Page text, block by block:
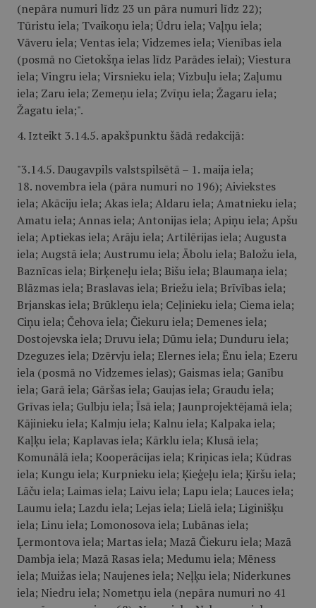
(nepāra numuri līdz 23 un pāra numuri līdz 22);
Tūristu iela; Tvaikoņu iela; Ūdru iela; Vaļņu iela;
Vāveru iela; Ventas iela; Vidzemes iela; Vienības iela
(posmā no Cietokšņa ielas līdz Parādes ielai); Viestura
iela; Vingru iela; Virsnieku iela; Vizbuļu iela; Zaļumu
iela; Zaru iela; Zemeņu iela; Zvīņu iela; Žagaru iela;
Žagatu iela;".
4. Izteikt 3.14.5. apakšpunktu šādā redakcijā:
"3.14.5. Daugavpils valstspilsētā – 1. maija iela;
18. novembra iela (pāra numuri no 196); Aiviekstes
iela; Akāciju iela; Akas iela; Aldaru iela; Amatnieku iela;
Amatu iela; Annas iela; Antonijas iela; Apiņu iela; Apšu
iela; Aptiekas iela; Arāju iela; Artilērijas iela; Augusta
iela; Augstā iela; Austrumu iela; Ābolu iela; Baložu iela,
Baznīcas iela; Birķeneļu iela; Bišu iela; Blaumaņa iela;
Blāzmas iela; Braslavas iela; Briežu iela; Brīvības iela;
Brjanskas iela; Brūkleņu iela; Ceļinieku iela; Ciema iela;
Ciņu iela; Čehova iela; Čiekuru iela; Demenes iela;
Dostojevska iela; Druvu iela; Dūmu iela; Dunduru iela;
Dzeguzes iela; Dzērvju iela; Elernes iela; Ēnu iela; Ezeru
iela (posmā no Vidzemes ielas); Gaismas iela; Ganību
iela; Garā iela; Gāršas iela; Gaujas iela; Graudu iela;
Grīvas iela; Gulbju iela; Īsā iela; Jaunprojektējamā iela;
Kājinieku iela; Kalmju iela; Kalnu iela; Kalpaka iela;
Kaļķu iela; Kaplavas iela; Kārklu iela; Klusā iela;
Komunālā iela; Kooperācijas iela; Kriņicas iela; Kūdras
iela; Kungu iela; Kurpnieku iela; Ķieģeļu iela; Ķiršu iela;
Lāču iela; Laimas iela; Laivu iela; Lapu iela; Lauces iela;
Laumu iela; Lazdu iela; Lejas iela; Lielā iela; Liginišķu
iela; Linu iela; Lomonosova iela; Lubānas iela;
Ļermontova iela; Martas iela; Mazā Čiekuru iela; Mazā
Dambja iela; Mazā Rasas iela; Medumu iela; Mēness
iela; Muižas iela; Naujenes iela; Neļķu iela; Niderkunes
iela; Niedru iela; Nometņu iela (nepāra numuri no 41